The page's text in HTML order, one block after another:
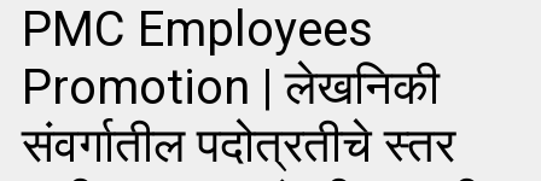
PMC Employees
Promotion | लेखनिकी
संवर्गातील पदोत्रतीचे स्तर